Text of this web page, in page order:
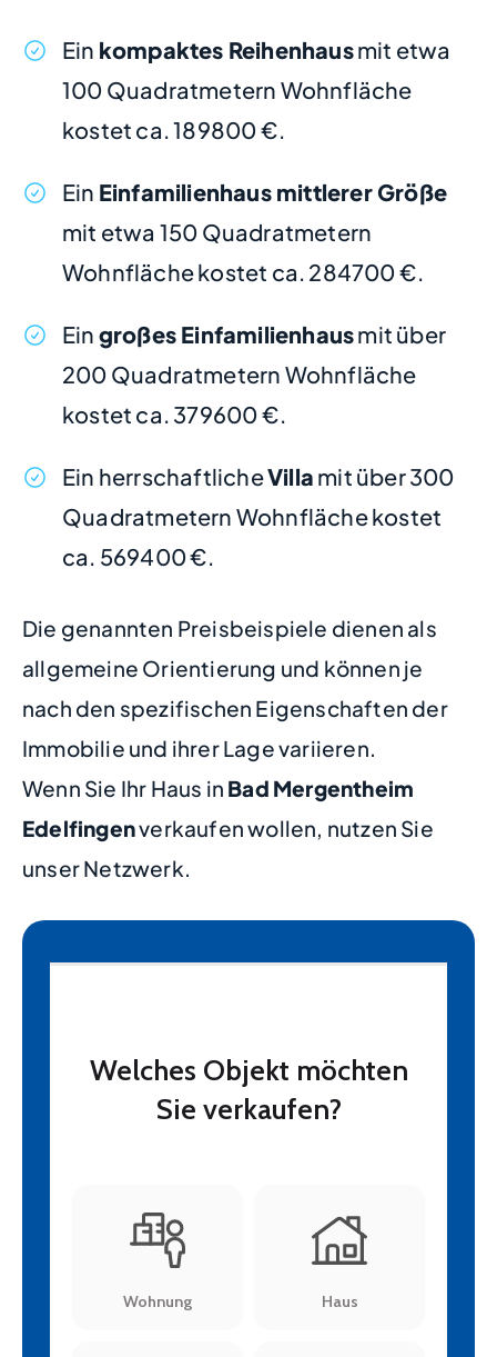
Ein kompaktes Reihenhausmit etwa
100 Quadratmetern Wohnfläche
kostet ca. 189800 €.
Ein Einfamilienhaus mittlerer Größe
mit etwa 150 Quadratmetern
Wohnfläche kostet ca. 284700 €.
Ein großes Einfamilienhausmit über
200 Quadratmetern Wohnfläche
kostet ca. 379600 €.
Ein herrschaftlicheVilla mit über 300
Quadratmetern Wohnfläche kostet
ca. 569400 €.
Die genannten Preisbeispiele dienen als
allgemeine Orientierung und können je
nach den spezifischen Eigenschaften der
Immobilie und ihrer Lage variieren.
Wenn Sie Ihr Haus in Bad Mergentheim
Edelfingenverkaufen wollen, nutzen Sie
unser Netzwerk.